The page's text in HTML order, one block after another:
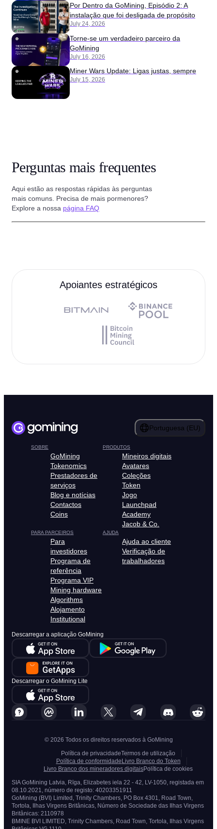
Por Dentro da GoMining, Episódio 2: A
instalação que foi desligada de propósito
July 24, 2026
Torne-se um verdadeiro parceiro da
GoMining
July 16, 2026
Miner Wars Update: Ligas justas, sempre
July 15, 2026
Perguntas mais frequentes
Aqui estão as respostas rápidas às perguntas
mais comuns. Precisa de mais pormenores?
Explore a nossa página FAQ
Apoiantes estratégicos
Portuguesa (EU)
SOBRE
GoMining
Tokenomics
Prestadores de
serviços
Blog e notícias
Contactos
Coins
PRODUTOS
Mineiros digitais
Avatares
Coleções
Token
Jogo
Launchpad
Academy
Jacob & Co.
PARA PARCEIROS
Para
investidores
Programa de
referência
Programa VIP
Mining hardware
Algorithms
Alojamento
Institutional
AJUDA
Ajuda ao cliente
Verificação de
trabalhadores
Descarregar a aplicação GoMining
Descarregar o GoMining Lite
© 2026 Todos os direitos reservados à GoMining
Política de privacidadeTermos de utilização
Política de conformidade Livro Branco do Token
Livro Branco dos mineradores digitaisPolítica de cookies
SIA GoMining Latvia, Rīga, Elizabetes iela 22 - 42, LV-1050, registada em
08.10.2021, número de registo: 40203351911
GoMining (BVI) Limited, Trinity Chambers, PO Box 4301, Road Town,
Tortola, Ilhas Virgens Britânicas, Número de Sociedade das Ilhas Virgens
Britânicas: 2110978
BMINE BVI LIMITED, Trinity Chambers, Road Town, Tortola, Ilhas Virgens